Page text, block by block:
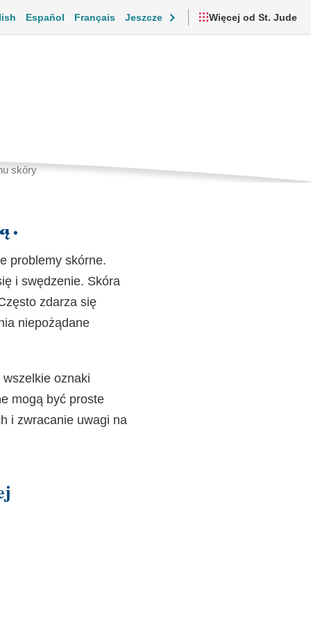
Español Français Jeszcze Więcej od St. Jude
skóryBieżąca
problemy skórne.
i swędzenie. Skóra
zdarza się
niepożądane
oznaki
mogą być proste
i zwracanie uwagi na